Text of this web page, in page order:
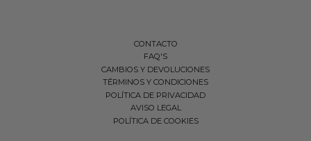
CONTACTO
FAQ'S
CAMBIOS Y DEVOLUCIONES
TÉRMINOS Y CONDICIONES
POLÍTICA DE PRIVACIDAD
AVISO LEGAL
POLÍTICA DE COOKIES